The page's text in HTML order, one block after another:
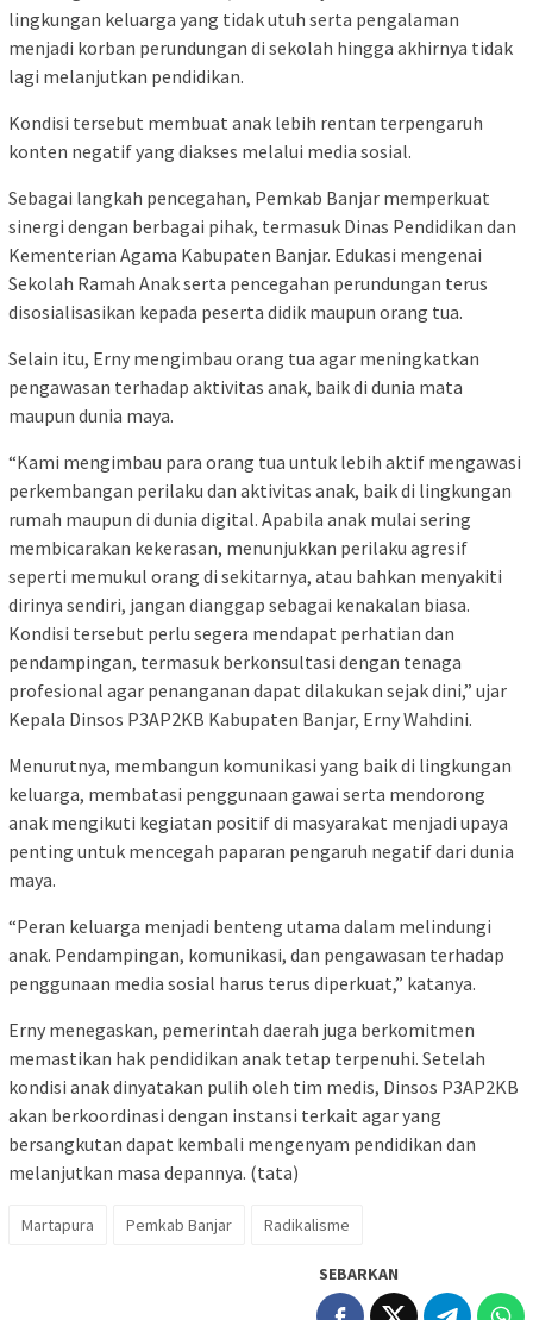
lingkungan keluarga yang tidak utuh serta pengalaman
menjadi korban perundungan di sekolah hingga akhirnya tidak
lagi melanjutkan pendidikan.
Kondisi tersebut membuat anak lebih rentan terpengaruh
konten negatif yang diakses melalui media sosial.
Sebagai langkah pencegahan, Pemkab Banjar memperkuat
sinergi dengan berbagai pihak, termasuk Dinas Pendidikan dan
Kementerian Agama Kabupaten Banjar. Edukasi mengenai
Sekolah Ramah Anak serta pencegahan perundungan terus
disosialisasikan kepada peserta didik maupun orang tua.
Selain itu, Erny mengimbau orang tua agar meningkatkan
pengawasan terhadap aktivitas anak, baik di dunia mata
maupun dunia maya.
“Kami mengimbau para orang tua untuk lebih aktif mengawasi
perkembangan perilaku dan aktivitas anak, baik di lingkungan
rumah maupun di dunia digital. Apabila anak mulai sering
membicarakan kekerasan, menunjukkan perilaku agresif
seperti memukul orang di sekitarnya, atau bahkan menyakiti
dirinya sendiri, jangan dianggap sebagai kenakalan biasa.
Kondisi tersebut perlu segera mendapat perhatian dan
pendampingan, termasuk berkonsultasi dengan tenaga
profesional agar penanganan dapat dilakukan sejak dini,” ujar
Kepala Dinsos P3AP2KB Kabupaten Banjar, Erny Wahdini.
Menurutnya, membangun komunikasi yang baik di lingkungan
keluarga, membatasi penggunaan gawai serta mendorong
anak mengikuti kegiatan positif di masyarakat menjadi upaya
penting untuk mencegah paparan pengaruh negatif dari dunia
maya.
“Peran keluarga menjadi benteng utama dalam melindungi
anak. Pendampingan, komunikasi, dan pengawasan terhadap
penggunaan media sosial harus terus diperkuat,” katanya.
Erny menegaskan, pemerintah daerah juga berkomitmen
memastikan hak pendidikan anak tetap terpenuhi. Setelah
kondisi anak dinyatakan pulih oleh tim medis, Dinsos P3AP2KB
akan berkoordinasi dengan instansi terkait agar yang
bersangkutan dapat kembali mengenyam pendidikan dan
melanjutkan masa depannya. (tata)
Martapura Pemkab Banjar Radikalisme
SEBARKAN